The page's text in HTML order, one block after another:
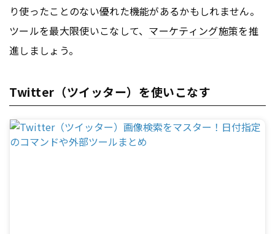
り使ったことのない優れた機能があるかもしれません。
ツールを最大限使いこなして、 マーケティング施策を推
進しましょう。
Twitter（ツイッター）を使いこなす